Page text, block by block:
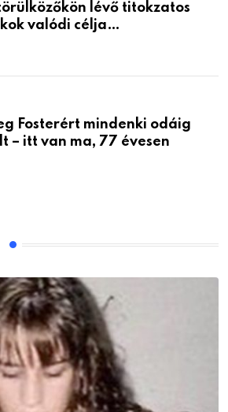
lévő titokzatos
valódi célja…
Fosterért mindenki odáig
– itt van ma, 77 évesen